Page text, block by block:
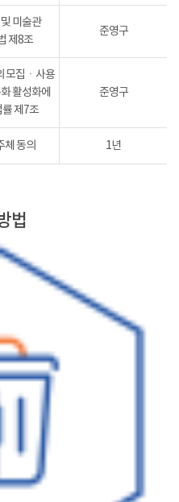
미술관
제8조
준영구
모집ㆍ사용
활성화에
률 제7조
준영구
체 동의 1년
법